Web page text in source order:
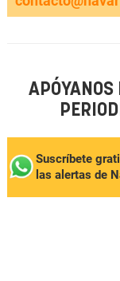
APÓYANOS
Suscríbete
las alertas de